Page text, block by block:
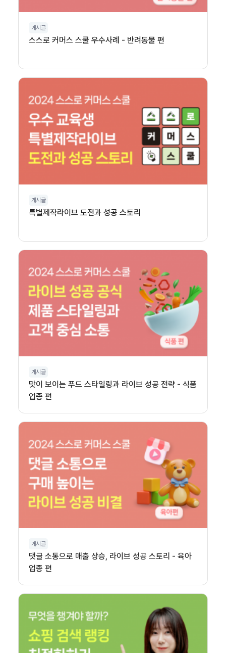
게시글
스스로 커머스 스쿨 우수사례 - 반려동물 편
게시글
특별제작라이브 도전과 성공 스토리
게시글
맛이 보이는 푸드 스타일링과 라이브 성공 전략 - 식품
업종 편
게시글
댓글 소통으로 매출 상승, 라이브 성공 스토리 - 육아
업종 편